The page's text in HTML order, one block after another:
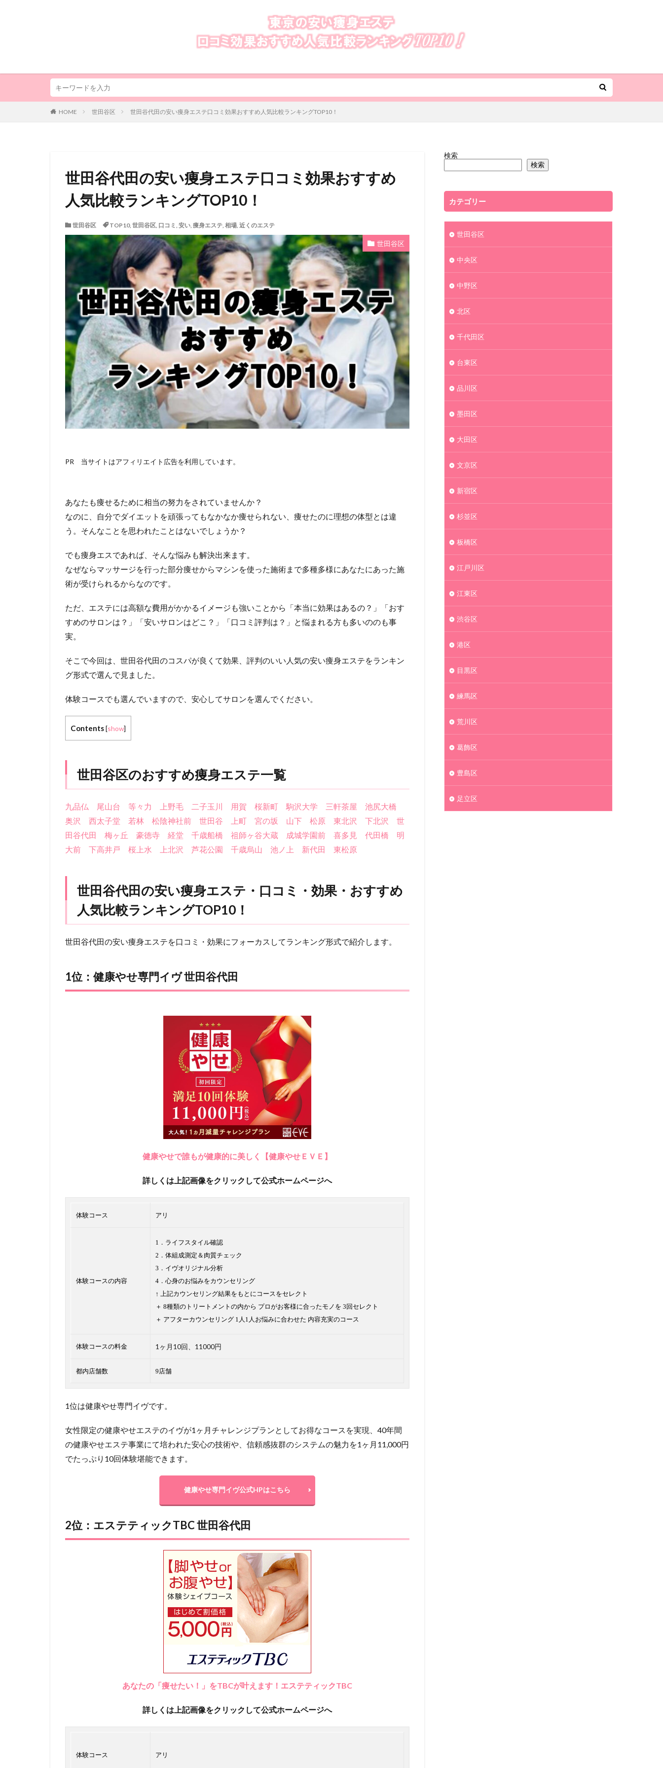
HOME 世田谷区 世田谷代田の安い痩身エステ口コミ効果おすすめ人気比較ランキングTOP10！
世田谷代田の安い痩身エステ口コミ効果おすすめ
人気比較ランキングTOP10！
世田谷区 TOP10, 世田谷区, 口コミ , 安い, 痩身エステ, 相場, 近くのエステ
世田谷区
PR 当サイトはアフィリエイト広告を利用しています。
あなたも痩せるために相当の努力をされていませんか？
なのに、自分でダイエットを頑張ってもなかなか痩せられない、痩せたのに理想の体型とは違
う。そんなことを思われたことはないでしょうか？
でも痩身エスであれば、そんな悩みも解決出来ます。
なぜならマッサージを行った部分痩せからマシンを使った施術まで多種多様にあなたにあった施
術が受けられるからなのです。
ただ、エステには高額な費用がかかるイメージも強いことから「本当に効果はあるの？」「おす
すめのサロンは？」「安いサロンはどこ？」「口コミ評判は？」と悩まれる方も多いののも事
実。
そこで今回は、世田谷代田のコスパが良くて効果、評判のいい人気の安い痩身エステをランキン
グ形式で選んで見ました。
体験コースでも選んでいますので、安心してサロンを選んでください。
Contents[show]
世田谷区のおすすめ痩身エステ一覧
九品仏 尾山台 等々力 上野毛 二子玉川 用賀 桜新町 駒沢大学 三軒茶屋
池尻大橋
奥沢
西太子堂 若林 松陰神社前 世田谷 上町 宮の坂 山下 松原 東北沢 下北沢
世
田谷代田
梅ヶ丘 豪徳寺 経堂 千歳船橋 祖師ヶ谷大蔵 成城学園前 喜多見 代田橋
明
大前
下高井戸 桜上水 上北沢 芦花公園 千歳烏山 池ノ上 新代田 東松原
世田谷代田の安い痩身エステ・口コミ・効果・おすすめ
人気比較ランキングTOP10！
世田谷代田の安い痩身エステを口コミ・効果にフォーカスしてランキング形式で紹介します。
1位：健康やせ専門イヴ 世田谷代田
健康やせで誰もが健康的に美しく【健康やせＥＶＥ】
詳しくは上記画像をクリックして公式ホームページへ
体験コース アリ
体験コースの内容
1．ライフスタイル確認
2．体組成測定＆肉質チェック
3．イヴオリジナル分析
4．心身のお悩みをカウンセリング
↑ 上記カウンセリング結果をもとにコースをセレクト
＋ 8種類のトリートメントの内から プロがお客様に合ったモノを 3回セレクト
＋ アフターカウンセリング 1人1人お悩みに合わせた 内容充実のコース
体験コースの料金 1ヶ月10回、11000円
都内店舗数 9店舗
1位は健康やせ専門イヴです。
女性限定の健康やせエステのイヴが1ヶ月チャレンジプランとしてお得なコースを実現、40年間
の健康やせエステ事業にて培われた安心の技術や、信頼感抜群のシステムの魅力を1ヶ月11,000円
でたっぷり10回体験堪能できます。
健康やせ専門イヴ公式HPはこちら
2位：エステティックTBC 世田谷代田
あなたの「痩せたい！」をTBCが叶えます！エステティックTBC
詳しくは上記画像をクリックして公式ホームページへ
体験コース アリ
検索
検索
カテゴリー
世田谷区
中央区
中野区
北区
千代田区
台東区
品川区
墨田区
大田区
文京区
新宿区
杉並区
板橋区
江戸川区
江東区
渋谷区
港区
目黒区
練馬区
荒川区
葛飾区
豊島区
足立区